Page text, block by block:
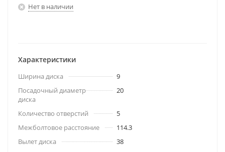
Нет в наличии
Характеристики
Ширина диска
9
Посадочный диаметр
диска
20
Количество отверстий
5
Межболтовое расстояние
114.3
Вылет диска
38